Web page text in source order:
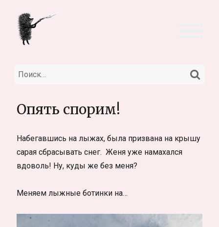
Искать:
Опять спорим!
Набегавшись на лыжах, была призвана на крышу
сарая сбрасывать снег. Женя уже намахался
вдоволь! Ну, куды же без меня?
Меняем лыжные ботинки на…